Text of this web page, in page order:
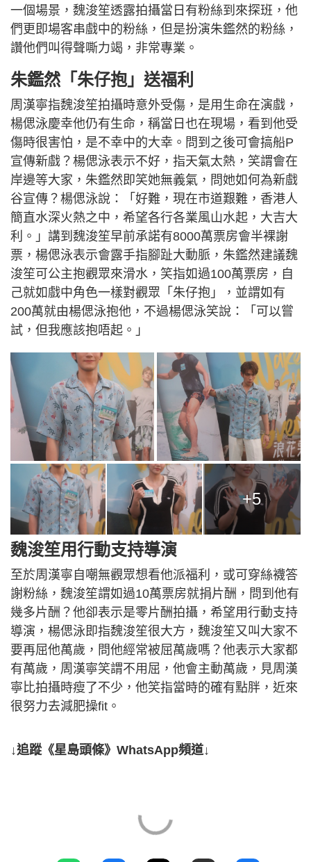
一個場景，魏浚笙透露拍攝當日有粉絲到來探班，他
們更即場客串戲中的粉絲，但是扮演朱鑑然的粉絲，
讚他們叫得聲嘶力竭，非常專業。
朱鑑然「朱仔抱」送福利
周漢寧指魏浚笙拍攝時意外受傷，是用生命在演戲，
楊偲泳慶幸他仍有生命，稱當日也在現場，看到他受
傷時很害怕，是不幸中的大幸。問到之後可會搞船P
宣傳新戲？楊偲泳表示不好，指天氣太熱，笑謂會在
岸邊等大家，朱鑑然即笑她無義氣，問她如何為新戲
谷宣傳？楊偲泳說：「好難，現在市道艱難，香港人
簡直水深火熱之中，希望各行各業風山水起，大吉大
利。」講到魏浚笙早前承諾有8000萬票房會半裸謝
票，楊偲泳表示會露手指腳趾大動脈，朱鑑然建議魏
浚笙可公主抱觀眾來滑水，笑指如過100萬票房，自
己就如戲中角色一樣對觀眾「朱仔抱」，並謂如有
200萬就由楊偲泳抱他，不過楊偲泳笑說：「可以嘗
試，但我應該抱唔起。」
+5
魏浚笙用行動支持導演
至於周漢寧自嘲無觀眾想看他派福利，或可穿絲襪答
謝粉絲，魏浚笙謂如過10萬票房就捐片酬，問到他有
幾多片酬？他卻表示是零片酬拍攝，希望用行動支持
導演，楊偲泳即指魏浚笙很大方，魏浚笙又叫大家不
要再屈他萬歲，問他經常被屈萬歲嗎？他表示大家都
有萬歲，周漢寧笑謂不用屈，他會主動萬歲，見周漢
寧比拍攝時瘦了不少，他笑指當時的確有點胖，近來
很努力去減肥操fit。
↓追蹤《星島頭條》WhatsApp頻道↓